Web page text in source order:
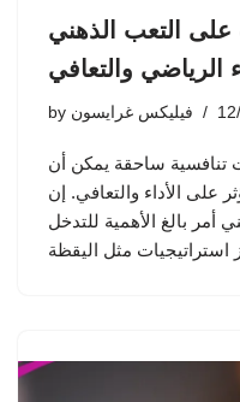
على التعب الذهني
الرياضي والتعافي
by فيليكس غرايسون
تنافسية ساحقة يمكن أن
على الأداء والتعافي. إن
أمر بالغ الأهمية للتدخل